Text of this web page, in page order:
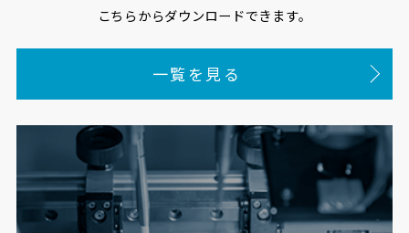
こちらからダウンロードできます。
一覧を見る